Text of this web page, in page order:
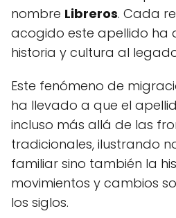
nombre Libreros. Cada
acogido este apellido ha
historia y cultura al
Este fenómeno de
ha llevado a que el
incluso más allá de las
tradicionales, ilustrando
familiar sino también la
movimientos y cambios
los siglos.